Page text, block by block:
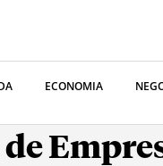
ECONOMIA
de